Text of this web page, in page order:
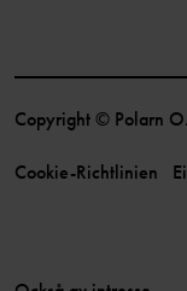
Copyright © Polarn
Cookie-Richtlinien